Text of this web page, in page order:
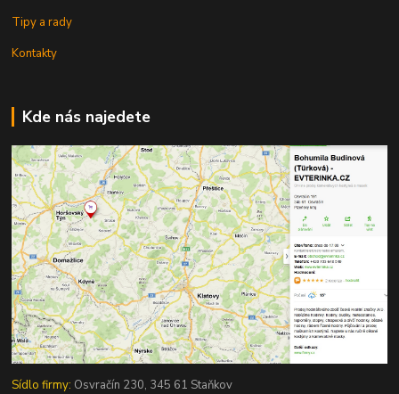
Tipy a rady
Kontakty
Kde nás najedete
Sídlo firmy: Osvračín 230, 345 61 Staňkov